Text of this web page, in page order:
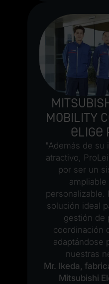
Mobility
elige
"Además de su
atractivo,
por ser un
personalizable.
solución ideal
gestión de
coordinación
adaptándose
nuestras
Mr. Ikeda,
Mitsubishi